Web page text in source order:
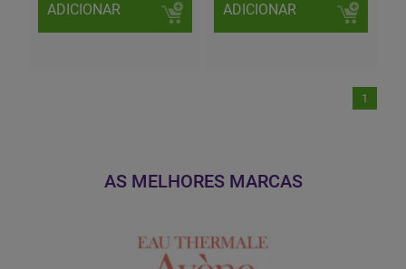
ADICIONAR ADICIONAR
1
AS MELHORES MARCAS